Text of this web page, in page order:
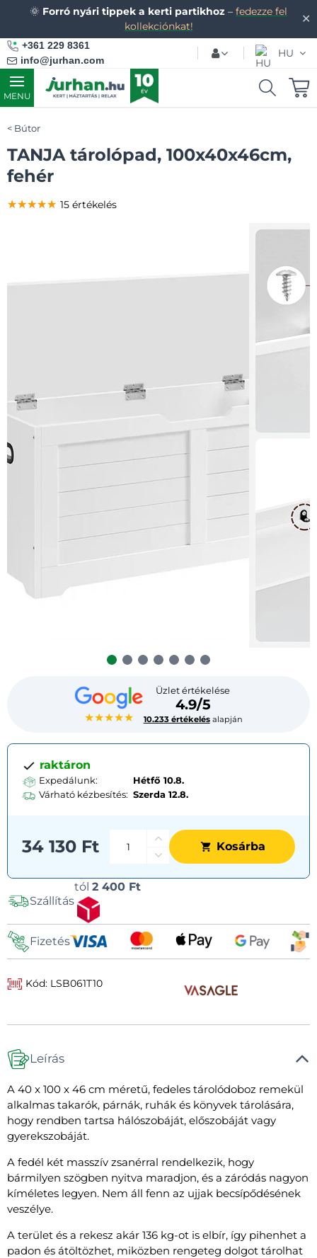
✕
🌞 Forró nyári tippek a kerti partikhoz – fedezze fel
kollekciónkat!
+361 229 8361
info@jurhan.com
HU
MENU
Bútor
TANJA tárolópad, 100x40x46cm,
fehér
★★★★★
Üzlet értékelése
4.9/5
10.233 értékelésalapján
★★★★★
★★★★★
★★★★★ 15 értékelés
raktáron
Expedálunk:
Hétfő 10.8.
Várható kézbesítés: Szerda 12.8.
34 130 Ft Kosárba
Szállítás
tól 2 400 Ft
Fizetés
Kód: LSB061T10
Leírás
A 40 x 100 x 46 cm méretű, fedeles tárolódoboz remekül
alkalmas takarók, párnák, ruhák és könyvek tárolására,
hogy rendben tartsa hálószobáját, előszobáját vagy
gyerekszobáját.
A fedél két masszív zsanérral rendelkezik, hogy
bármilyen szögben nyitva maradjon, és a záródás nagyon
kíméletes legyen. Nem áll fenn az ujjak becsípődésének
veszélye.
A terület és a rekesz akár 136 kg-ot is elbír, így pihenhet a
padon és átöltözhet, miközben rengeteg dolgot tárolhat